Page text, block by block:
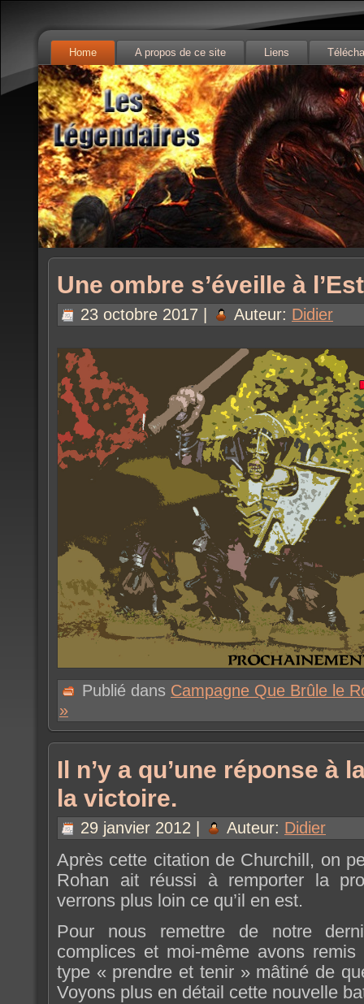
Home A propos de ce site Liens
Une ombre s’éveille à l’Est
23 octobre 2017 | Auteur: Didier
Publié dans Campagne Que Brûle le
»
Il n’y a qu’une réponse à
la victoire.
29 janvier 2012 | Auteur: Didier
Après cette citation de Churchill, on
Rohan ait réussi à remporter la
verrons plus loin ce qu’il en est.
Pour nous remettre de notre
complices et moi-même avons
type « prendre et tenir » mâtiné de
Voyons plus en détail cette nouvelle